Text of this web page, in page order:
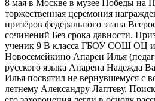
8 мая в Москве в музее Победы на
торжественная церемония
призёров федерального этапа
сочинений Без срока давности.
ученик 9 В класса ГБОУ СОШ ОЦ
Новосемейкино Апарен Илья
русского языка Апарена Надежда
Илья посвятил не вернувшемуся с
летнему Александру Лаптеву.